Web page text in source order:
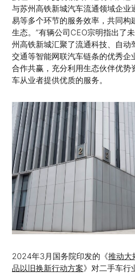
与苏州高铁新城汽车流通领域企业
易等多个环节的服务效率，共同构
生态。”有辆公司CEO宗明指出了
州高铁新城汇聚了流通科技、自动
交通等智能网联汽车链条的优秀企
合作共赢，充分利用生态伙伴优势
车从业者提供优质的服务。
2024年3月国务院印发的《推动大
品以旧换新行动方案》对二手车行